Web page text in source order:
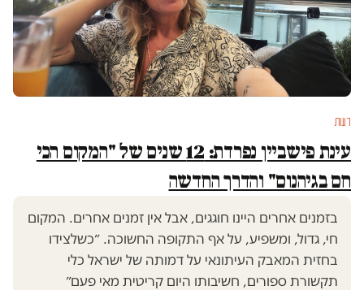
דעות
עינת פישביין נפרדת: 12 שנים של "המקום הכי
חם בגיהנום" והדרך החדשה
בזמנים אחרים היינו חוגגים, אבל אין זמנים אחרים. המקום
חי, גדול, ומשפיע, על אף התקופה החשוכה. ״כשלצידו
בחזית המאבק העיתונאי על דמותה של ישראל כלי
תקשורת ספורים, חשיבותו היום קריטית מאי פעם״